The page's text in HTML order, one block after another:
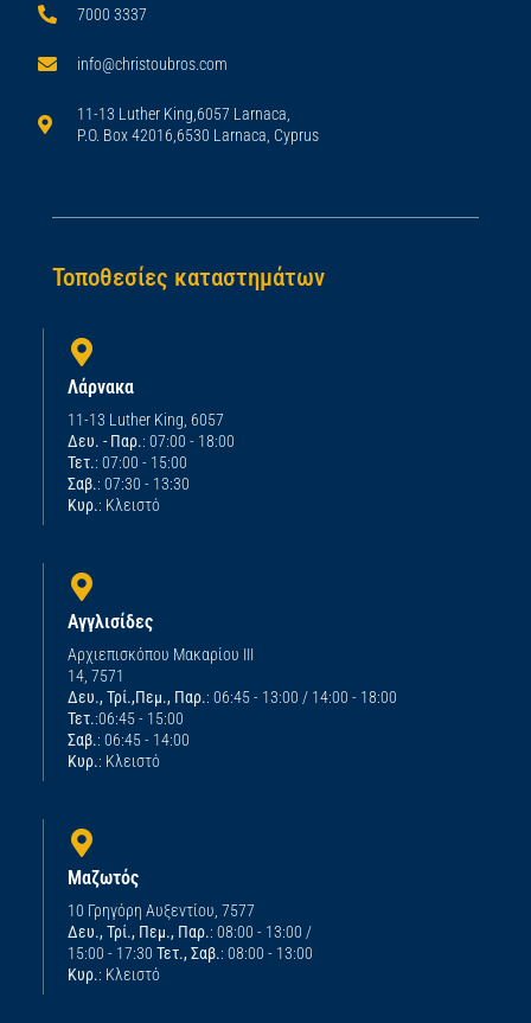
7000 3337
info@christoubros.com
11-13 Luther King,6057 Larnaca,
P.O. Box 42016,6530 Larnaca, Cyprus
Τοποθεσίες καταστημάτων
Λάρνακα
11-13 Luther King, 6057
Δευ. - Παρ.: 07:00 - 18:00
Τετ.: 07:00 - 15:00
Σαβ.: 07:30 - 13:30
Κυρ.: Κλειστό
Αγγλισίδες
Αρχιεπισκόπου Μακαρίου ΙΙΙ
14, 7571
Δευ., Τρί.,Πεμ., Παρ.: 06:45 - 13:00 / 14:00 - 18:00
Τετ.:06:45 - 15:00
Σαβ.: 06:45 - 14:00
Κυρ.: Κλειστό
Μαζωτός
10 Γρηγόρη Αυξεντίου, 7577
Δευ., Τρί., Πεμ., Παρ.: 08:00 - 13:00 /
15:00 - 17:30 Τετ., Σαβ.: 08:00 - 13:00
Κυρ.: Κλειστό